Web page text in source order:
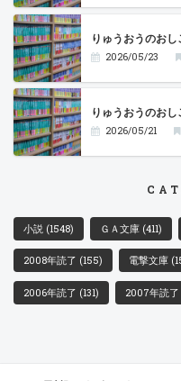
りゅうおうのおし
2026/05/23
りゅうおうのおし
2026/05/21
小説 (1548) ＧＡ文庫 (411)
2008年読了 (155) 電撃文庫
2006年読了 (131) 2007年読了